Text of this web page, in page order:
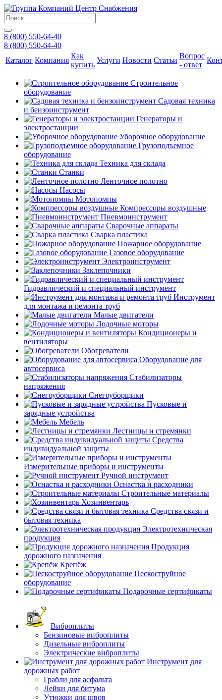
8 (800) 550-64-40
8 (800) 550-64-40
Каталог Компания
Как
купить
Услуги Новости Статьи
Вопрос
- ответ
Строительное
оборудование
Садовая техника
и бензоинструмент
Генераторы и
электростанции
Уборочное оборудование
Грузоподъемное
оборудование
Техника для склада
Станки
Ленточное полотно
Насосы
Мотопомпы
Компрессоры воздушные
Пневмоинструмент
Сварочные аппараты
Сварка пластика
Пожарное оборудование
Газовое оборудование
Электроинструмент
Заклепочники
Гидравлический и специальный инструмент
Инструмент
для монтажа и ремонта труб
Малые двигатели
Лодочные моторы
Кондиционеры и
вентиляторы
Обогреватели
Оборудование для
автосервиса
Стабилизаторы
напряжения
Снегоуборщики
Пусковые и
зарядные устройства
Мебель
Лестницы и стремянки
Средства
индивидуальной защиты
Измерительные приборы и инструменты
Ручной инструмент
Оснастка и расходники
Строительные материалы
Хозинвентарь
Средства связи и
бытовая техника
Электротехническая
продукция
Продукция
дорожного назначения
Крепёж
Пескоструйное
оборудование
Подарочные сертификаты
Виброплиты
Бензиновые виброплиты
Дизельные виброплиты
Электрические виброплиты
Инструмент для
дорожных работ
Грабли для асфальта
Лейки для битума
Утюжки для швов